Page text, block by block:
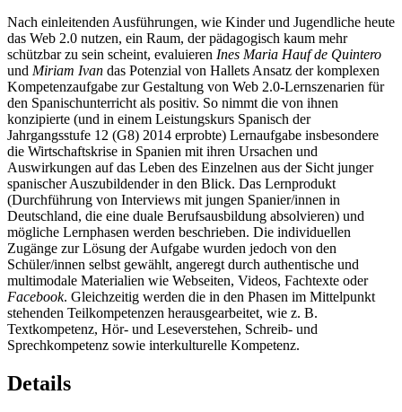
Nach einleitenden Ausführungen, wie Kinder und Jugendliche heute
das Web 2.0 nutzen, ein Raum, der pädagogisch kaum mehr
schützbar zu sein scheint, evaluieren Ines Maria Hauf de Quintero
und Miriam Ivan das Potenzial von Hallets Ansatz der komplexen
Kompetenzaufgabe zur Gestaltung von Web 2.0-Lernszenarien für
den Spanischunterricht als positiv. So nimmt die von ihnen
konzipierte (und in einem Leistungskurs Spanisch der
Jahrgangsstufe 12 (G8) 2014 erprobte) Lernaufgabe insbesondere
die Wirtschaftskrise in Spanien mit ihren Ursachen und
Auswirkungen auf das Leben des Einzelnen aus der Sicht junger
spanischer Auszubildender in den Blick. Das Lernprodukt
(Durchführung von Interviews mit jungen Spanier/innen in
Deutschland, die eine duale Berufsausbildung absolvieren) und
mögliche Lernphasen werden beschrieben. Die individuellen
Zugänge zur Lösung der Aufgabe wurden jedoch von den
Schüler/innen selbst gewählt, angeregt durch authentische und
multimodale Materialien wie Webseiten, Videos, Fachtexte oder
Facebook. Gleichzeitig werden die in den Phasen im Mittelpunkt
stehenden Teilkompetenzen herausgearbeitet, wie z. B.
Textkompetenz, Hör- und Leseverstehen, Schreib- und
Sprechkompetenz sowie interkulturelle Kompetenz.
Details